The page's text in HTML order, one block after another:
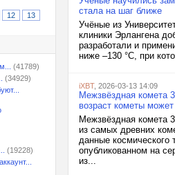
12
13
(41789)
(34929)
(19228)
стала на шаг ближе
Учёные из
клиники Эрлангена
разработали и
ниже –130 °C, при
iXBT, 2026-03-13 14:09
Межзвёздная комета
возраст кометы
Межзвёздная комета
из самых древних
данные космического
опубликованном на
из...